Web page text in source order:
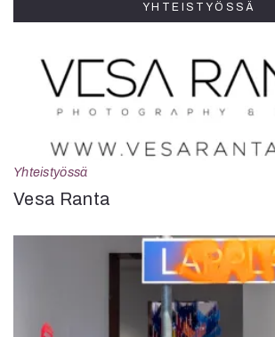
YHTEISTYÖSSÄ
Yhteistyössä
Vesa Ranta